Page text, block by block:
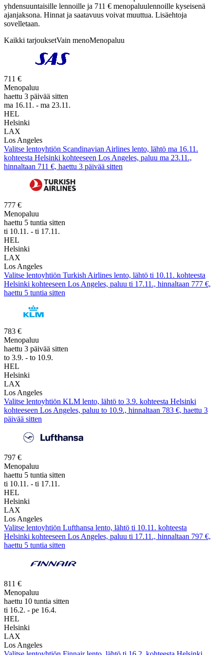
yhdensuuntaisille lennoille ja 711 € menopaluulennoille kyseisenä
ajanjaksona. Hinnat ja saatavuus voivat muuttua. Lisäehtoja
sovelletaan.
Kaikki tarjouksetVain menoMenopaluu
711 €
Menopaluu
haettu 3 päivää sitten
ma 16.11. - ma 23.11.
HEL
Helsinki
LAX
Los Angeles
Valitse lentoyhtiön Scandinavian Airlines lento, lähtö ma 16.11.
kohteesta Helsinki kohteeseen Los Angeles, paluu ma 23.11.,
hinnaltaan 711 €, haettu 3 päivää sitten
777 €
Menopaluu
haettu 5 tuntia sitten
ti 10.11. - ti 17.11.
HEL
Helsinki
LAX
Los Angeles
Valitse lentoyhtiön Turkish Airlines lento, lähtö ti 10.11. kohteesta
Helsinki kohteeseen Los Angeles, paluu ti 17.11., hinnaltaan 777 €,
haettu 5 tuntia sitten
783 €
Menopaluu
haettu 3 päivää sitten
to 3.9. - to 10.9.
HEL
Helsinki
LAX
Los Angeles
Valitse lentoyhtiön KLM lento, lähtö to 3.9. kohteesta Helsinki
kohteeseen Los Angeles, paluu to 10.9., hinnaltaan 783 €, haettu 3
päivää sitten
797 €
Menopaluu
haettu 5 tuntia sitten
ti 10.11. - ti 17.11.
HEL
Helsinki
LAX
Los Angeles
Valitse lentoyhtiön Lufthansa lento, lähtö ti 10.11. kohteesta
Helsinki kohteeseen Los Angeles, paluu ti 17.11., hinnaltaan 797 €,
haettu 5 tuntia sitten
811 €
Menopaluu
haettu 10 tuntia sitten
ti 16.2. - pe 16.4.
HEL
Helsinki
LAX
Los Angeles